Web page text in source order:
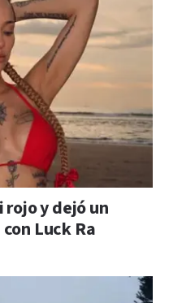
rojo y dejó un
Luck Ra